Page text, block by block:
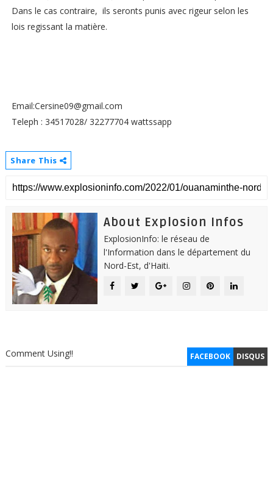
Dans le cas contraire, ils seronts punis avec rigeur selon les
lois regissant la matière.
Email:Cersine09@gmail.com
Teleph : 34517028/ 32277704 wattssapp
Share This
About Explosion Infos
ExplosionInfo: le réseau de
l'Information dans le département du
Nord-Est, d'Haiti.
FACEBOOK DISQUS
Comment Using!!